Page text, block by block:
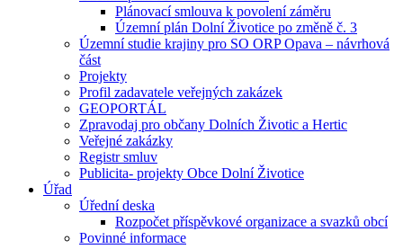
Plánovací smlouva k povolení záměru
Územní plán Dolní Životice po změně č. 3
Územní studie krajiny pro SO ORP Opava – návrhová
část
Projekty
Profil zadavatele veřejných zakázek
GEOPORTÁL
Zpravodaj pro občany Dolních Životic a Hertic
Veřejné zakázky
Registr smluv
Publicita- projekty Obce Dolní Životice
Úřad
Úřední deska
Rozpočet příspěvkové organizace a svazků obcí
Povinné informace